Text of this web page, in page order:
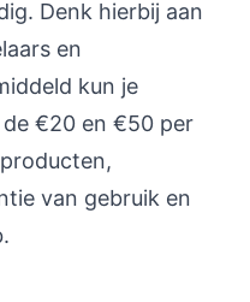
Denk hierbij aan
en
kun je
€20 en €50 per
van gebruik en